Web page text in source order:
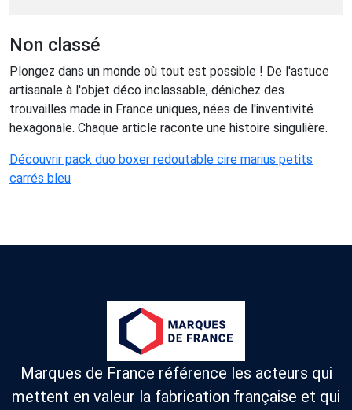
Non classé
Plongez dans un monde où tout est possible ! De l'astuce
artisanale à l'objet déco inclassable, dénichez des
trouvailles made in France uniques, nées de l'inventivité
hexagonale. Chaque article raconte une histoire singulière.
Découvrir pack duo boxer redoutable cire marius petits
carrés bleu
Marques de France référence les acteurs qui
mettent en valeur la fabrication française et qui